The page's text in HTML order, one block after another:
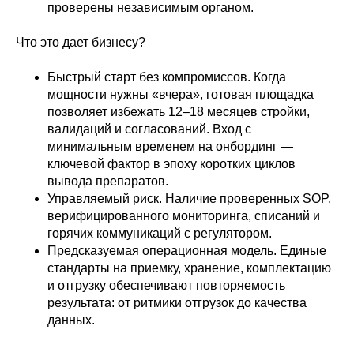
проверены независимым органом.
Что это дает бизнесу?
Быстрый старт без компромиссов. Когда
мощности нужны «вчера», готовая площадка
позволяет избежать 12–18 месяцев стройки,
валидаций и согласований. Вход с
минимальным временем на онбординг —
ключевой фактор в эпоху коротких циклов
вывода препаратов.
Управляемый риск. Наличие проверенных SOP,
верифицированного мониторинга, списаний и
горячих коммуникаций с регулятором.
Предсказуемая операционная модель. Единые
стандарты на приемку, хранение, комплектацию
и отгрузку обеспечивают повторяемость
результата: от ритмики отгрузок до качества
данных.